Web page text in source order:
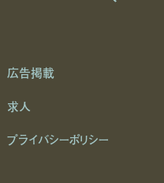
広告掲載
求人
プライバシーポリシー